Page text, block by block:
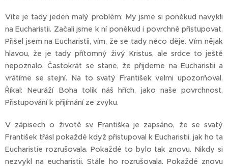
Víte je tady jeden malý problém: My jsme si poněkud navykli
na Eucharistii. Začali jsme k ní poněkud i povrchně přistupovat.
Přišel jsem na Eucharistii, vím, že se tady něco děje. Vím nějak
hlavou, že je tady přítomný živý Kristus, ale srdce to ještě
nepoznalo. Častokrát se stane, že přijdeme na Eucharistii a
vrátíme se stejní. Na to svatý František velmi upozorňoval.
Říkal: Neuráží Boha tolik náš hřích, jako naše povrchnost.
Přistupování k přijímání ze zvyku.
V zápisech o životě sv. Františka je zapsáno, že se svatý
František třásl pokaždé když přistupoval k Eucharistii, jak ho ta
Eucharistie rozrušovala. Pokaždé to bylo tak znovu. Nikdy si
nezvykl na eucharistii. Stále ho rozrušovala. Pokaždé znovu